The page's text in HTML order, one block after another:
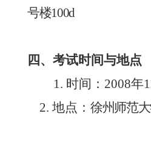
号楼100d
四、考试时间与地点
1. 时间： 2008年
2. 地点 ： 徐州师范